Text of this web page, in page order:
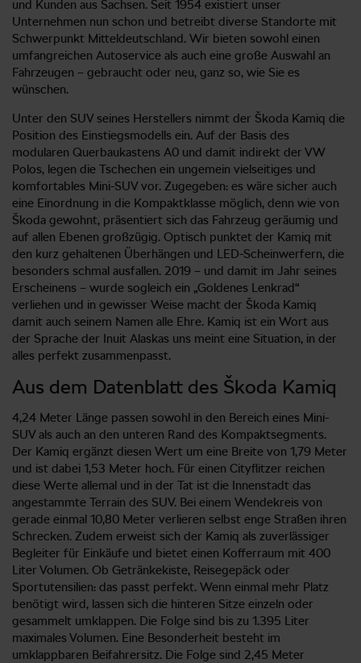
und Kunden aus Sachsen. Seit 1954 existiert unser
Unternehmen nun schon und betreibt diverse Standorte mit
Schwerpunkt Mitteldeutschland. Wir bieten sowohl einen
umfangreichen Autoservice als auch eine große Auswahl an
Fahrzeugen – gebraucht oder neu, ganz so, wie Sie es
wünschen.
Unter den SUV seines Herstellers nimmt der Škoda Kamiq die
Position des Einstiegsmodells ein. Auf der Basis des
modularen Querbaukastens A0 und damit indirekt der VW
Polos, legen die Tschechen ein ungemein vielseitiges und
komfortables Mini-SUV vor. Zugegeben: es wäre sicher auch
eine Einordnung in die Kompaktklasse möglich, denn wie von
Škoda gewohnt, präsentiert sich das Fahrzeug geräumig und
auf allen Ebenen großzügig. Optisch punktet der Kamiq mit
den kurz gehaltenen Überhängen und LED-Scheinwerfern, die
besonders schmal ausfallen. 2019 – und damit im Jahr seines
Erscheinens – wurde sogleich ein „Goldenes Lenkrad“
verliehen und in gewisser Weise macht der Škoda Kamiq
damit auch seinem Namen alle Ehre. Kamiq ist ein Wort aus
der Sprache der Inuit Alaskas uns meint eine Situation, in der
alles perfekt zusammenpasst.
Aus dem Datenblatt des Škoda Kamiq
4,24 Meter Länge passen sowohl in den Bereich eines Mini-
SUV als auch an den unteren Rand des Kompaktsegments.
Der Kamiq ergänzt diesen Wert um eine Breite von 1,79 Meter
und ist dabei 1,53 Meter hoch. Für einen Cityflitzer reichen
diese Werte allemal und in der Tat ist die Innenstadt das
angestammte Terrain des SUV. Bei einem Wendekreis von
gerade einmal 10,80 Meter verlieren selbst enge Straßen ihren
Schrecken. Zudem erweist sich der Kamiq als zuverlässiger
Begleiter für Einkäufe und bietet einen Kofferraum mit 400
Liter Volumen. Ob Getränkekiste, Reisegepäck oder
Sportutensilien: das passt perfekt. Wenn einmal mehr Platz
benötigt wird, lassen sich die hinteren Sitze einzeln oder
gesammelt umklappen. Die Folge sind bis zu 1.395 Liter
maximales Volumen. Eine Besonderheit besteht im
umklappbaren Beifahrersitz. Die Folge sind 2,45 Meter